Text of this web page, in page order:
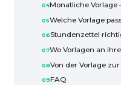
Monatliche Vorlage
Welche Vorlage
Stundenzettel
Wo Vorlagen an
Von der Vorlage
FAQ